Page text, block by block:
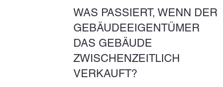
WAS PASSIERT, WENN DER
GEBÄUDEEIGENTÜMER
DAS GEBÄUDE
ZWISCHENZEITLICH
VERKAUFT?